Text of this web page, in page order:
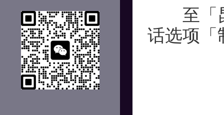
至「昆
话选项「